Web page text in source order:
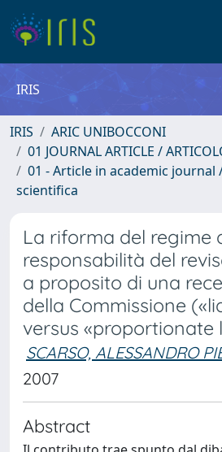
IRIS
IRIS
ARIC UNIBOCCONI
01 JOURNAL ARTICLE /
01 - Article in academic
scientifica
La riforma del regime
responsabilità del
a proposito di una
della Commissione
versus «proportionate
SCARSO, ALESSANDRO
2007
Abstract